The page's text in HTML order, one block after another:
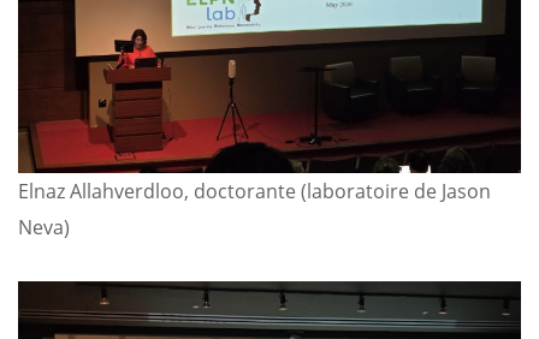
Elnaz Allahverdloo, doctorante (laboratoire de Jason
Neva)